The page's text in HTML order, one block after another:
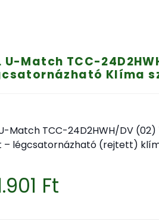
U-Match TCC-
Klíma
Match TCC-24D2HWH/DV
– légcsatornázható (rejtett)
Ft